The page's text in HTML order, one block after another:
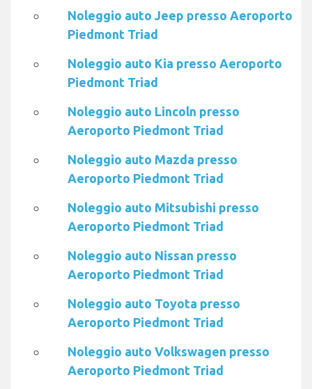
Noleggio auto Jeep presso Aeroporto
Piedmont Triad
Noleggio auto Kia presso Aeroporto
Piedmont Triad
Noleggio auto Lincoln presso
Aeroporto Piedmont Triad
Noleggio auto Mazda presso
Aeroporto Piedmont Triad
Noleggio auto Mitsubishi presso
Aeroporto Piedmont Triad
Noleggio auto Nissan presso
Aeroporto Piedmont Triad
Noleggio auto Toyota presso
Aeroporto Piedmont Triad
Noleggio auto Volkswagen presso
Aeroporto Piedmont Triad